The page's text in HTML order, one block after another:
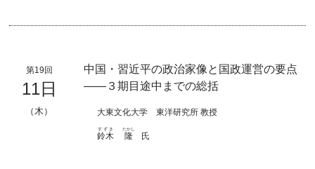
第19回
11日
（木）
中国・習近平の政治家像と国政運営の要点
――３期目途中までの総括
大東文化大学 東洋研究所 教授
鈴木
すずき
隆
たかし
氏